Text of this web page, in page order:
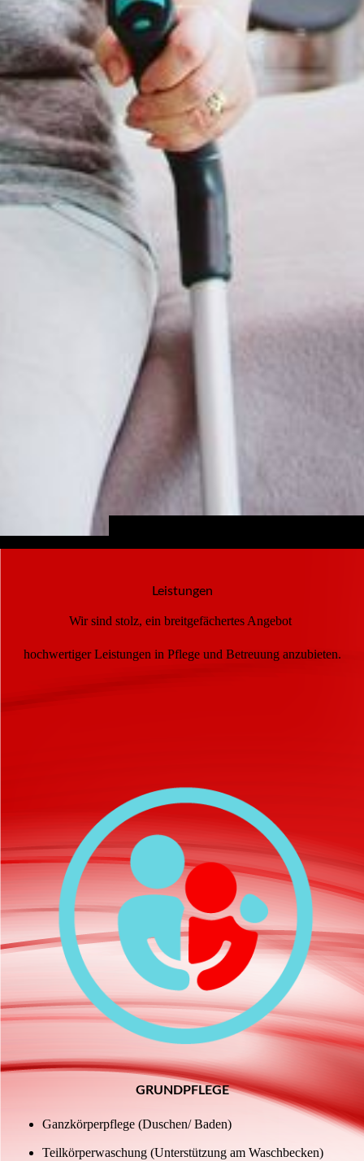
Leistungen
Wir sind stolz, ein breitgefächertes Angebot
hochwertiger Leistungen in Pflege und Betreuung anzubieten.
GRUNDPFLEGE
Ganzkörperpflege (Duschen/ Baden)
Teilkörperwaschung (Unterstützung am Waschbecken)